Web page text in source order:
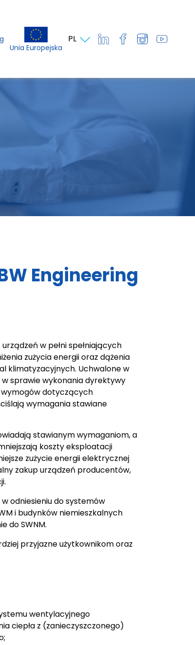
Unia Europejska
PL
Engineering
w pełni spełniających
zużycia energii oraz dążenia
klimatyzacyjnych. Uchwalone w
w sprawie wykonania dyrektywy
wymogów dotyczących
wymagania stawiane
stawianym wymaganiom, a
koszty eksploatacji
zużycie energii elektrycznej
zakup urządzeń producentów,
odniesieniu do systemów
i budynków niemieszkalnych
do SWNM.
przyjazne użytkownikom oraz
wentylacyjnego
ciepła z (zanieczyszczonego)